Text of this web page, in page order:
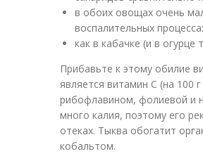
в обоих овощах очень
воспалительных
как в кабачке (и в
Прибавьте к этому обилие
является витамин С (на 100
рибофлавином, фолиевой и
много калия, поэтому его
отеках. Тыква обогатит
кобальтом.